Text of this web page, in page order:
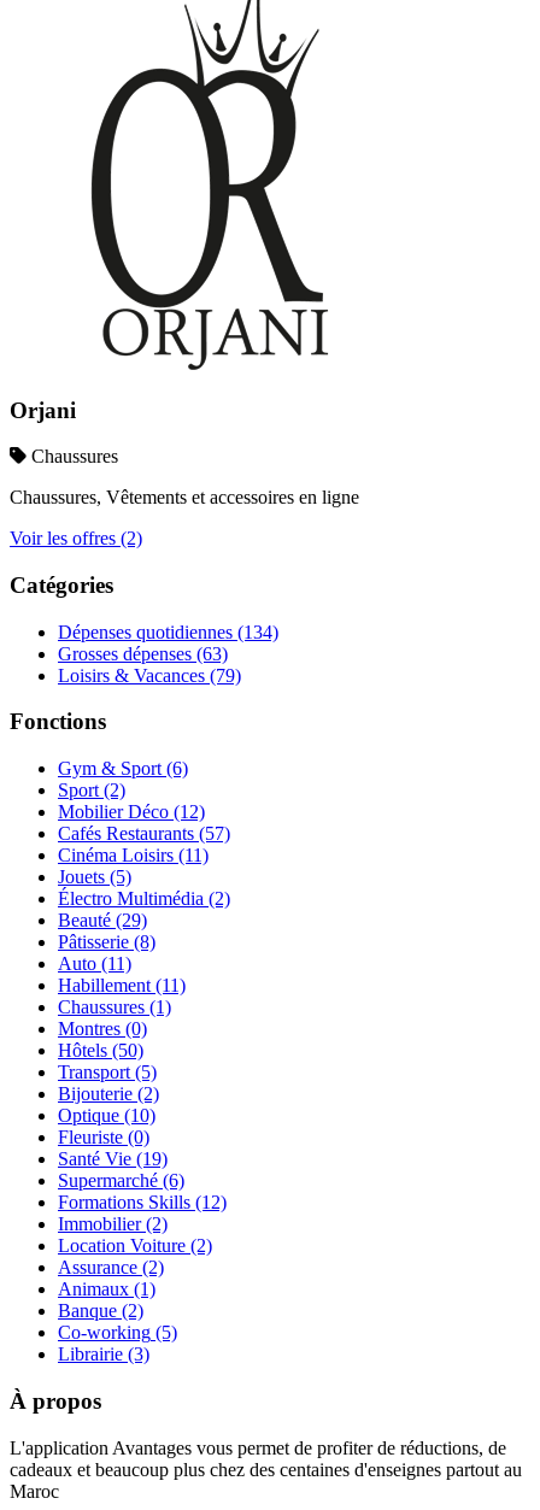
Orjani
Chaussures
Chaussures, Vêtements et accessoires en ligne
Voir les offres (2)
Catégories
Dépenses quotidiennes (134)
Grosses dépenses (63)
Loisirs & Vacances (79)
Fonctions
Gym & Sport (6)
Sport (2)
Mobilier Déco (12)
Cafés Restaurants (57)
Cinéma Loisirs (11)
Jouets (5)
Électro Multimédia (2)
Beauté (29)
Pâtisserie (8)
Auto (11)
Habillement (11)
Chaussures (1)
Montres (0)
Hôtels (50)
Transport (5)
Bijouterie (2)
Optique (10)
Fleuriste (0)
Santé Vie (19)
Supermarché (6)
Formations Skills (12)
Immobilier (2)
Location Voiture (2)
Assurance (2)
Animaux (1)
Banque (2)
Co-working (5)
Librairie (3)
À propos
L'application Avantages vous permet de profiter de réductions, de
cadeaux et beaucoup plus chez des centaines d'enseignes partout au
Maroc